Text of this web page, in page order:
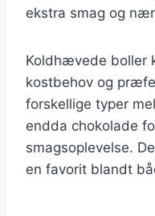
ekstra smag og
Koldhævede boller
kostbehov og
forskellige typer
endda chokolade
smagsoplevelse.
en favorit blandt